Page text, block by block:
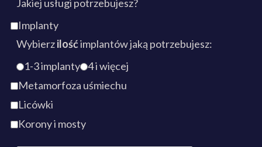
Jakiej usługi potrzebujesz?
Implanty
Wybierzilośćimplantów jaką potrzebujesz:
1-3 implanty 4 i więcej
Metamorfoza uśmiechu
Licówki
Korony i mosty